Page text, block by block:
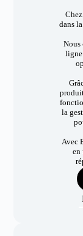
dans la
Nous
ligne
la
Avec
en